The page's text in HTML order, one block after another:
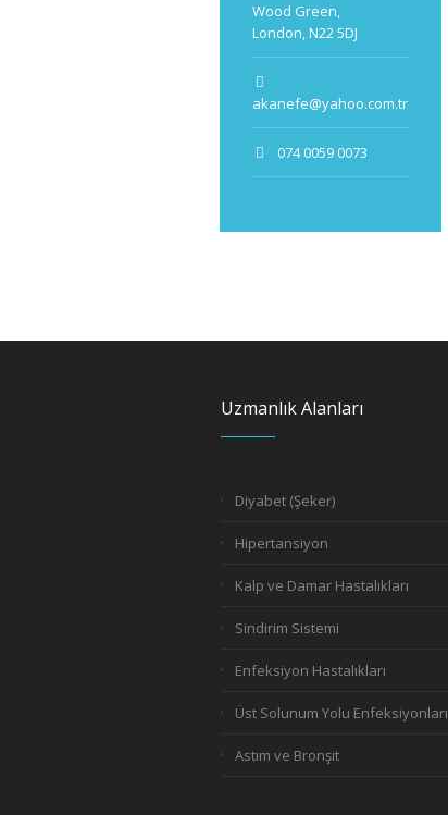
Wood Green,
London, N22 5DJ
akanefe@yahoo.com.tr
074 0059 0073
Uzmanlık Alanları
Diyabet (Şeker)
Hipertansiyon
Kalp ve Damar Hastalıkları
Sindirim Sistemi
Enfeksiyon Hastalıkları
Üst Solunum Yolu Enfeksiyonları
Astım ve Bronşit